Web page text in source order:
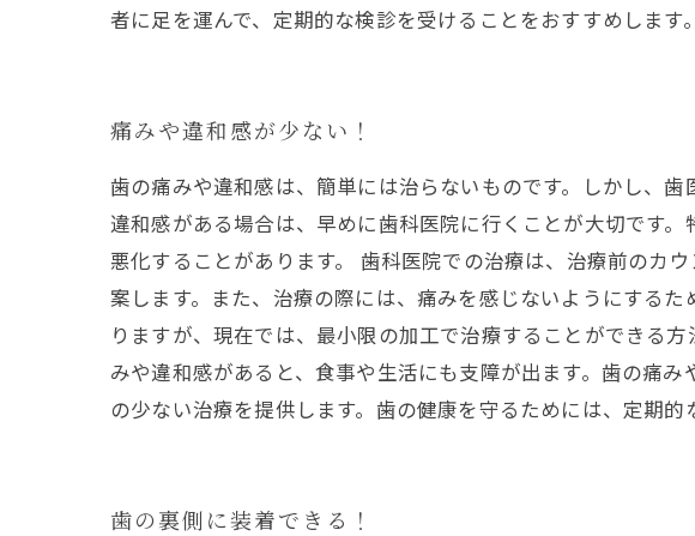
者に足を運んで、定期的な検診を受けることをおすすめします。
痛みや違和感が少ない！
歯の痛みや違和感は、簡単には治らないものです。しかし、
違和感がある場合は、早めに歯科医院に行くことが大切です
悪化することがあります。 歯科医院での治療は、治療前のカ
案します。また、治療の際には、痛みを感じないようにする
りますが、現在では、最小限の加工で治療することができる
みや違和感があると、食事や生活にも支障が出ます。歯の痛
の少ない治療を提供します。歯の健康を守るためには、定期的
歯の裏側に装着できる！